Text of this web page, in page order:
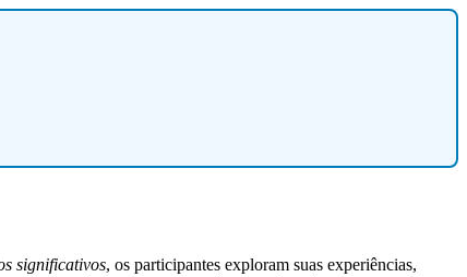
significativos, os participantes exploram suas experiências,